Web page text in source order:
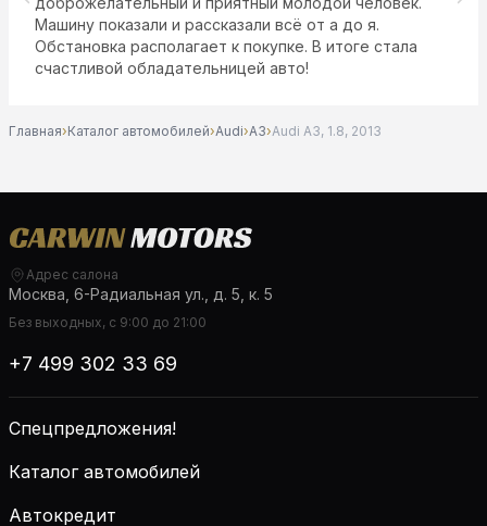
Машину показали и рассказали всё от а до я.
Обстановка располагает к покупке. В итоге стала
счастливой обладательницей авто!
Главная›Каталог автомобилей›Audi›A3›Audi A3, 1.8, 2013
Адрес салона
Москва, 6-Радиальная ул., д. 5, к. 5
Без выходных, с 9:00 до 21:00
+7 499 302 33 69
Спецпредложения!
Каталог автомобилей
Автокредит